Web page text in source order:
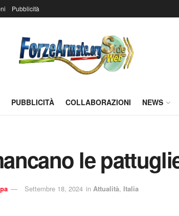
Pubblicità
PUBBLICITÀ COLLABORAZIONI NEWS
le
Settembre 18, 2024 in Attualità, Italia